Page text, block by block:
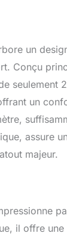
un
Conçu
seulement
un
assure
majeur.
il offre